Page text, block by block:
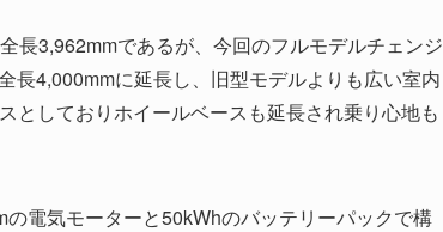
長3,962mmであるが、今回のフルモデルチェンジ
長4,000mmに延長し、旧型モデルよりも広い室内
としておりホイールベースも延長され乗り心地も
電気モーターと50kWhのバッテリーパックで構